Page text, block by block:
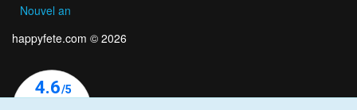
Nouvel an
happyfete.com © 2026